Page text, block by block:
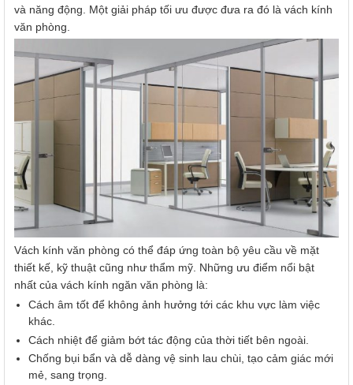
và năng động. Một giải pháp tối ưu được đưa ra đó là vách kính
văn phòng.
Vách kính văn phòng có thể đáp ứng toàn bộ yêu cầu về mặt
thiết kế, kỹ thuật cũng như thẩm mỹ. Những ưu điểm nổi bật
nhất của vách kính ngăn văn phòng là:
Cách âm tốt để không ảnh hưởng tới các khu vực làm việc
khác.
Cách nhiệt để giảm bớt tác động của thời tiết bên ngoài.
Chống bụi bẩn và dễ dàng vệ sinh lau chùi, tạo cảm giác mới
mẻ, sang trọng.